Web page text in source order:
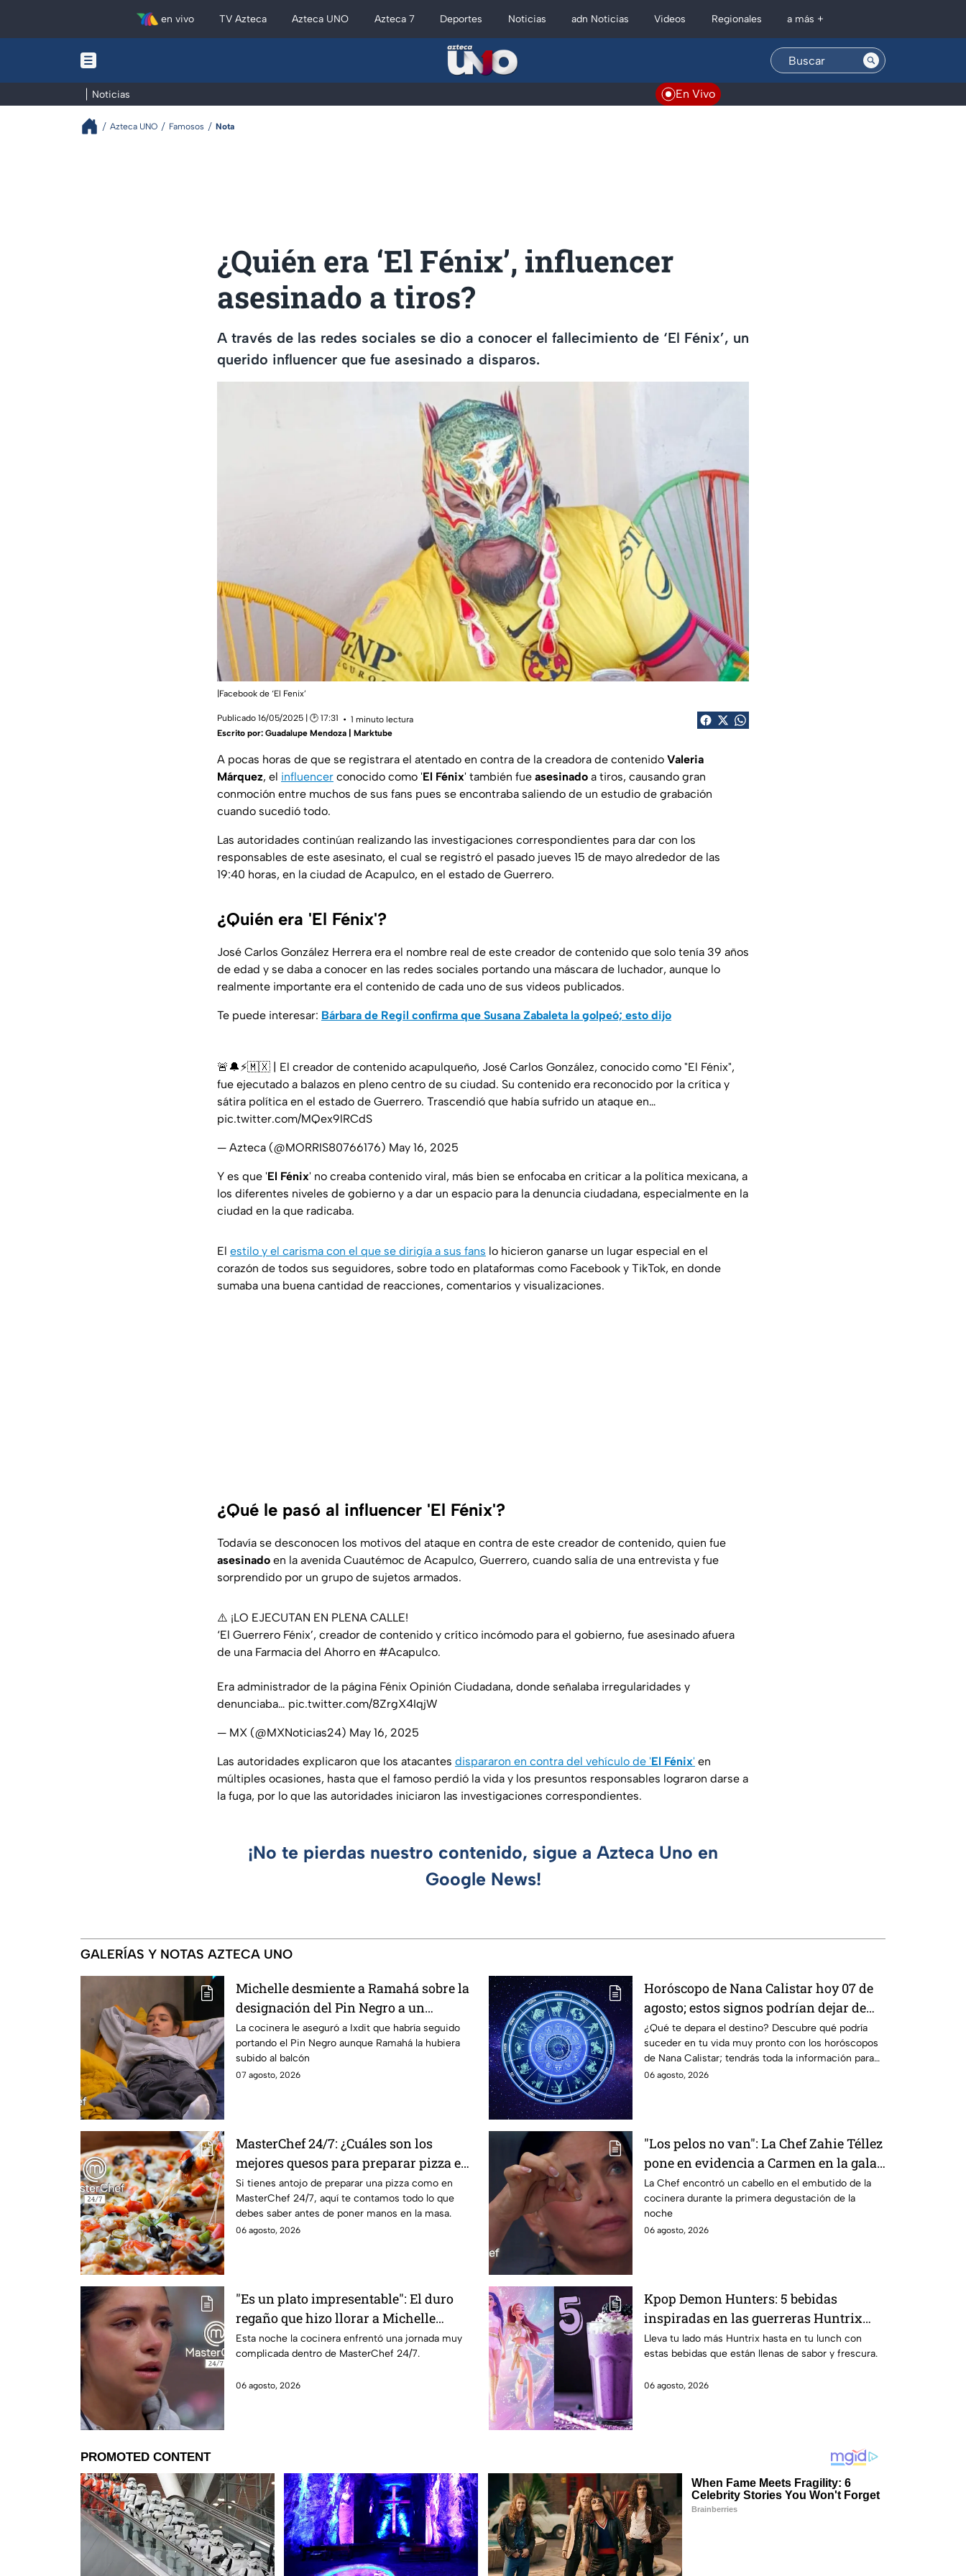
en vivo TV Azteca Azteca UNO Azteca 7 Deportes Noticias adn Noticias Videos Regionales a más +
Noticias En Vivo
Azteca UNO Famosos Nota
¿Quién era ‘El Fénix’, influencer
asesinado a tiros?
A través de las redes sociales se dio a conocer el fallecimiento de ‘El Fénix’, un
querido influencer que fue asesinado a disparos.
|Facebook de ‘El Fenix’
Publicado 16/05/2025 | 🕑 17:31
1 minuto lectura
Escrito por: Guadalupe Mendoza | Marktube
A pocas horas de que se registrara el atentado en contra de la creadora de contenido Valeria
Márquez, el influencer conocido como 'El Fénix' también fue asesinado a tiros, causando gran
conmoción entre muchos de sus fans pues se encontraba saliendo de un estudio de grabación
cuando sucedió todo.
Las autoridades continúan realizando las investigaciones correspondientes para dar con los
responsables de este asesinato, el cual se registró el pasado jueves 15 de mayo alrededor de las
19:40 horas, en la ciudad de Acapulco, en el estado de Guerrero.
¿Quién era 'El Fénix'?
José Carlos González Herrera era el nombre real de este creador de contenido que solo tenía 39 años
de edad y se daba a conocer en las redes sociales portando una máscara de luchador, aunque lo
realmente importante era el contenido de cada uno de sus videos publicados.
Te puede interesar: Bárbara de Regil confirma que Susana Zabaleta la golpeó; esto dijo
🚨🔔⚡🇲🇽 | El creador de contenido acapulqueño, José Carlos González, conocido como "El Fénix",
fue ejecutado a balazos en pleno centro de su ciudad. Su contenido era reconocido por la crítica y
sátira política en el estado de Guerrero. Trascendió que había sufrido un ataque en…
pic.twitter.com/MQex9lRCdS
— Azteca (@MORRIS80766176) May 16, 2025
Y es que 'El Fénix' no creaba contenido viral, más bien se enfocaba en criticar a la política mexicana, a
los diferentes niveles de gobierno y a dar un espacio para la denuncia ciudadana, especialmente en la
ciudad en la que radicaba.
El estilo y el carisma con el que se dirigía a sus fans lo hicieron ganarse un lugar especial en el
corazón de todos sus seguidores, sobre todo en plataformas como Facebook y TikTok, en donde
sumaba una buena cantidad de reacciones, comentarios y visualizaciones.
¿Qué le pasó al influencer 'El Fénix'?
Todavía se desconocen los motivos del ataque en contra de este creador de contenido, quien fue
asesinado en la avenida Cuautémoc de Acapulco, Guerrero, cuando salía de una entrevista y fue
sorprendido por un grupo de sujetos armados.
⚠️ ¡LO EJECUTAN EN PLENA CALLE!
‘El Guerrero Fénix’, creador de contenido y crítico incómodo para el gobierno, fue asesinado afuera
de una Farmacia del Ahorro en #Acapulco.
Era administrador de la página Fénix Opinión Ciudadana, donde señalaba irregularidades y
denunciaba… pic.twitter.com/8ZrgX4IqjW
— MX (@MXNoticias24) May 16, 2025
Las autoridades explicaron que los atacantes dispararon en contra del vehículo de 'El Fénix' en
múltiples ocasiones, hasta que el famoso perdió la vida y los presuntos responsables lograron darse a
la fuga, por lo que las autoridades iniciaron las investigaciones correspondientes.
¡No te pierdas nuestro contenido, sigue a Azteca Uno en
Google News!
GALERÍAS Y NOTAS AZTECA UNO
Michelle desmiente a Ramahá sobre la
designación del Pin Negro a un
integrante de las "Divas" en MasterChef
24/7
La cocinera le aseguró a Ixdit que habría seguido
portando el Pin Negro aunque Ramahá la hubiera
subido al balcón
07 agosto, 2026
Horóscopo de Nana Calistar hoy 07 de
agosto; estos signos podrían dejar de
estar solteros más pronto de lo que
imaginan y recibir propuestas
laborales
¿Qué te depara el destino? Descubre qué podría
suceder en tu vida muy pronto con los horóscopos
de Nana Calistar; tendrás toda la información para
afrontar el futuro.
06 agosto, 2026
MasterChef 24/7: ¿Cuáles son los
mejores quesos para preparar pizza en
casa?
Si tienes antojo de preparar una pizza como en
MasterChef 24/7, aquí te contamos todo lo que
debes saber antes de poner manos en la masa.
06 agosto, 2026
"Los pelos no van": La Chef Zahie Téllez
pone en evidencia a Carmen en la gala
de mandiles negros de MasterChef 24/7
La Chef encontró un cabello en el embutido de la
cocinera durante la primera degustación de la
noche
06 agosto, 2026
"Es un plato impresentable": El duro
regaño que hizo llorar a Michelle
dentro de MasterChef 24/7
Esta noche la cocinera enfrentó una jornada muy
complicada dentro de MasterChef 24/7.
06 agosto, 2026
Kpop Demon Hunters: 5 bebidas
inspiradas en las guerreras Huntrix
para llevar a la escuela este regreso a
clases 2026; son saludables y deliciosas
Lleva tu lado más Huntrix hasta en tu lunch con
estas bebidas que están llenas de sabor y frescura.
06 agosto, 2026